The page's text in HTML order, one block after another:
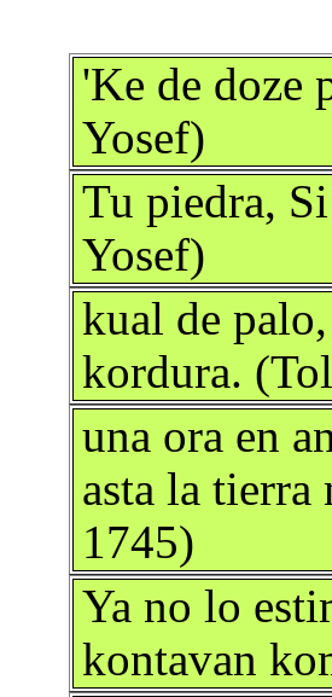
'Ke de doze
Yosef)
Tu piedra,
Yosef)
kual de
kordura.
una ora en
asta la
1745)
Ya no lo
kontavan